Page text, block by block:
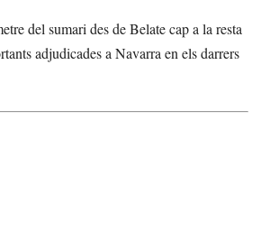
del sumari des de Belate cap a la resta
adjudicades a Navarra en els darrers